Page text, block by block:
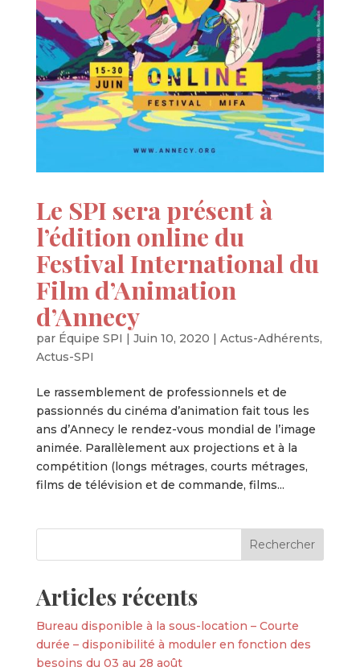
Le SPI sera présent à
l’édition online du
Festival International du
Film d’Animation
d’Annecy
par Équipe SPI | Juin 10, 2020 | Actus-Adhérents,
Actus-SPI
Le rassemblement de professionnels et de
passionnés du cinéma d’animation fait tous les
ans d’Annecy le rendez-vous mondial de l’image
animée. Parallèlement aux projections et à la
compétition (longs métrages, courts métrages,
films de télévision et de commande, films...
Articles récents
Bureau disponible à la sous-location – Courte
durée – disponibilité à moduler en fonction des
besoins du 03 au 28 août